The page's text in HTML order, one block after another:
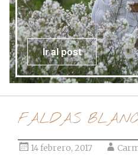
FALDAS
14 febrero, 2017